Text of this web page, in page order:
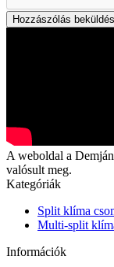
Hozzászólás
A weboldal a
valósult meg.
Kategóriák
Split klíma
Multi-split
Információk